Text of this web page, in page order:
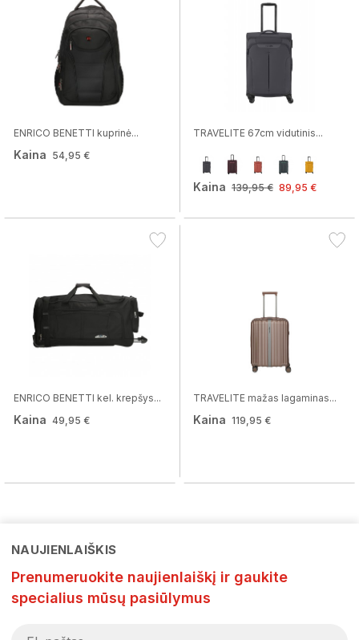
ENRICO BENETTI kuprinė...
Kaina 54,95 €
TRAVELITE 67cm vidutinis...
Kaina 139,95 € 89,95 €
ENRICO BENETTI kel. krepšys...
Kaina 49,95 €
TRAVELITE mažas lagaminas...
Kaina 119,95 €
NAUJIENLAIŠKIS
Prenumeruokite naujienlaiškį ir gaukite
specialius mūsų pasiūlymus